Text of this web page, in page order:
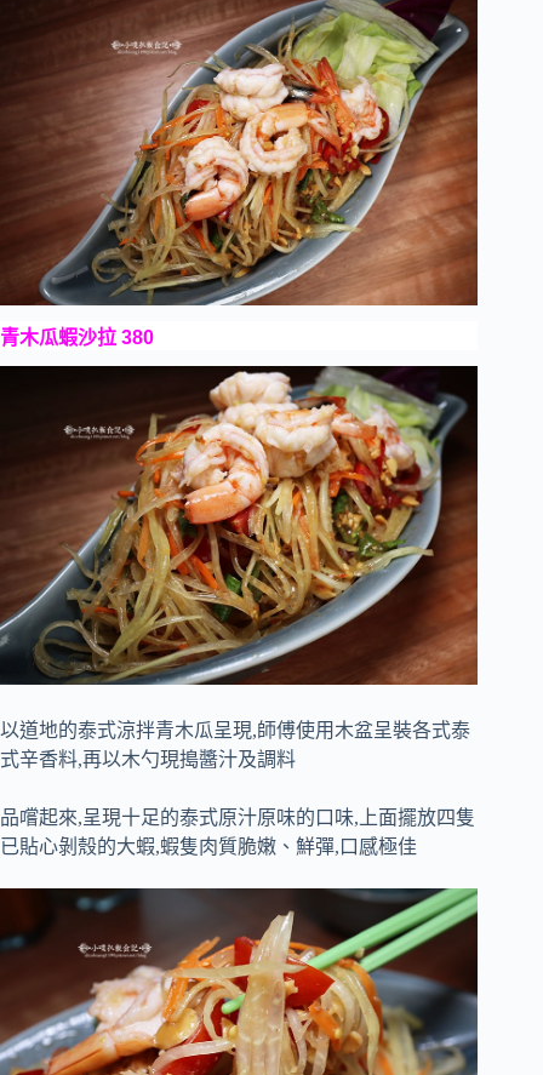
青木瓜蝦沙拉 380
以道地的泰式涼拌青木瓜呈現,師傅使用木盆呈裝各式泰
式辛香料,再以木勺現搗醬汁及調料
品嚐起來,呈現十足的泰式原汁原味的口味,上面擺放四隻
已貼心剝殼的大蝦,蝦隻肉質脆嫩、鮮彈,口感極佳